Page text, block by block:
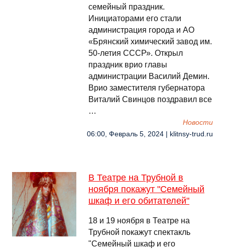
семейный праздник.
Инициаторами его стали
администрация города и АО
«Брянский химический завод им.
50-летия СССР». Открыл
праздник врио главы
администрации Василий Демин.
Врио заместителя губернатора
Виталий Свинцов поздравил все
…
Новости
06:00, Февраль 5, 2024 | klitnsy-trud.ru
В Театре на Трубной в
ноября покажут "Семейный
шкаф и его обитателей"
18 и 19 ноября в Театре на
Трубной покажут спектакль
"Семейный шкаф и его